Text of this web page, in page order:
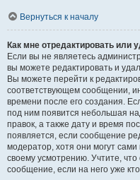
Вернуться к началу
Как мне отредактировать или
Если вы не являетесь
вы можете редактировать и
Вы можете перейти к
соответствующем сообщении,
времени после его создания.
под ним появится небольшая
правок, а также дату и время
появляется, если сообщение
модератор, хотя они могут
своему усмотрению. Учтите,
сообщение, если на него уже